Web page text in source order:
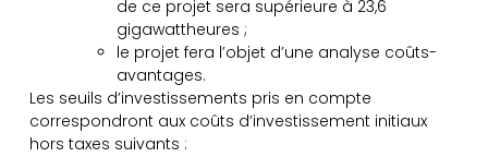
de ce projet sera supérieure à 23,6
gigawattheures ;
le projet fera l’objet d’une analyse coûts-
avantages.
Les seuils d’investissements pris en compte
correspondront aux coûts d’investissement initiaux
hors taxes suivants :